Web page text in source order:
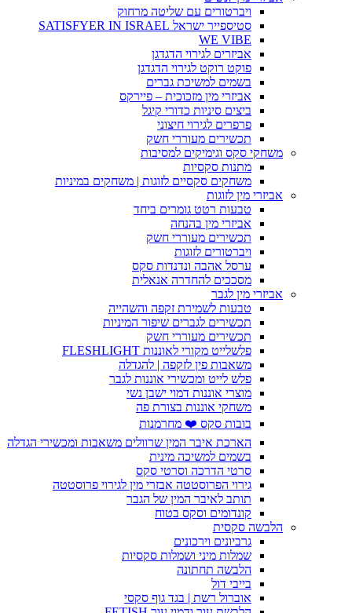
ויברטורים עם שליטה מרחוק
סטיספייר ישראל SATISFYER IN ISRAEL
WE VIBE
אביזרים לגירוי הדגדגן
פוקט רוקט לגירוי הדגדגן
בשמים למשיכת גברים
אביזרי מין מזכוכית – פיירקס
ביצים סיניות כדורי קיגל
פרפרים לגירוי חיצוני
תכשירים מעוררי חשק
משחקי סקס וגימיקים למסיבות
מתנות סקסיות
משחקים סקסיים לזוגות | משחקים במיניות
אביזרי מין לזוגות
טבעות רטט גומרים ביחד
אביזרי מין בהנחה
תכשירים מעוררי חשק
ויברטורים לזוגות
ערסל אהבה ונדנדות סקס
מסככים להחדרה אנאלית
אביזרי מין לגבר
טבעות לשמירת זקפה והשהייה
תכשירים לגברים שיפור המיניות
תכשירים מעוררי חשק
פלשלייט מקורי לאוננות FLESHLIGHT
משאבות פין לזקפה | להגדלה
פלש לייט ומכשירי אוננות לגבר
מוצרי אוננות דמוי ישבן נשי
משחקי אוננות בצורת פה
בובות סקס ❤️ מחרמנות
הארכת איבר המין שרוולים משאבות ומכשירי הגדלה
בשמים למשיכה מינית
סרטי הדרכה וסרטי סקס
גירוי הפרוסטטה אבזרי מין לגירוי פרוסטטה
תותב לאיבר המין של הגבר
קונדומים וסקס בטוח
הלבשה סקסית
גרביונים וירכונים
שמלות מיני ושמלות סקסיות
הלבשה תחתונה
בייבי דול
אוברול רשת | בגד גוף סקסי